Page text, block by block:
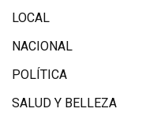
LOCAL
NACIONAL
POLÍTICA
SALUD Y BELLEZA